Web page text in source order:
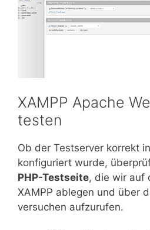
XAMPP Apache
testen
Ob der Testserver korrekt
konfiguriert wurde,
PHP-Testseite, die wir auf
XAMPP ablegen und über
versuchen aufzurufen.